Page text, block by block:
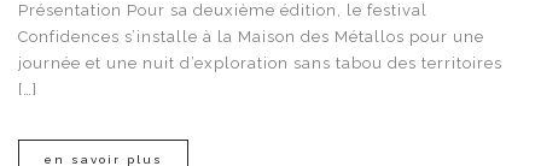
Présentation Pour sa deuxième édition, le festival
Confidences s’installe à la Maison des Métallos pour une
journée et une nuit d’exploration sans tabou des territoires
[…]
en savoir plus